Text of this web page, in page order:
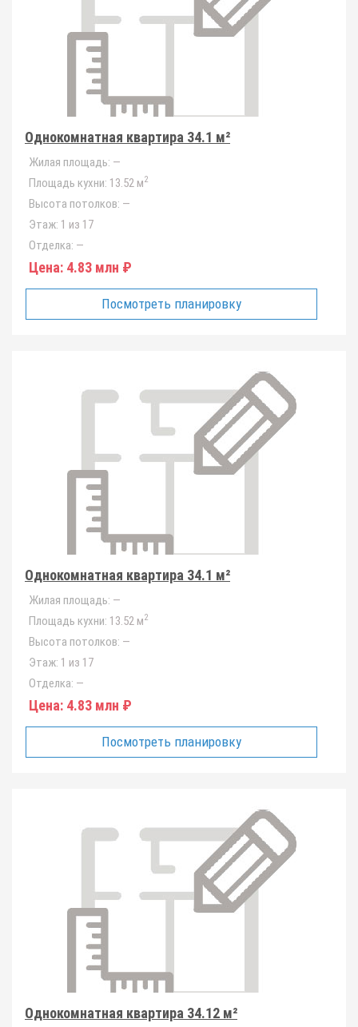
Однокомнатная квартира 34.1 м²
Жилая площадь: —
Площадь кухни: 13.52 м2
Высота потолков: —
Этаж: 1 из 17
Отделка: —
Цена: 4.83 млн ₽
Посмотреть планировку
Однокомнатная квартира 34.1 м²
Жилая площадь: —
Площадь кухни: 13.52 м2
Высота потолков: —
Этаж: 1 из 17
Отделка: —
Цена: 4.83 млн ₽
Посмотреть планировку
Однокомнатная квартира 34.12 м²